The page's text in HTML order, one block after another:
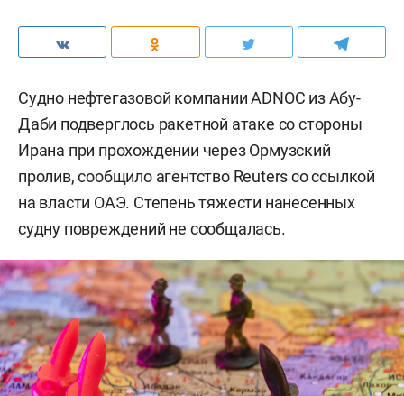
Судно нефтегазовой компании ADNOC из Абу-
Даби подверглось ракетной атаке со стороны
Ирана при прохождении через Ормузский
пролив, сообщило агентство Reutersсо ссылкой
на власти ОАЭ. Степень тяжести нанесенных
судну повреждений не сообщалась.